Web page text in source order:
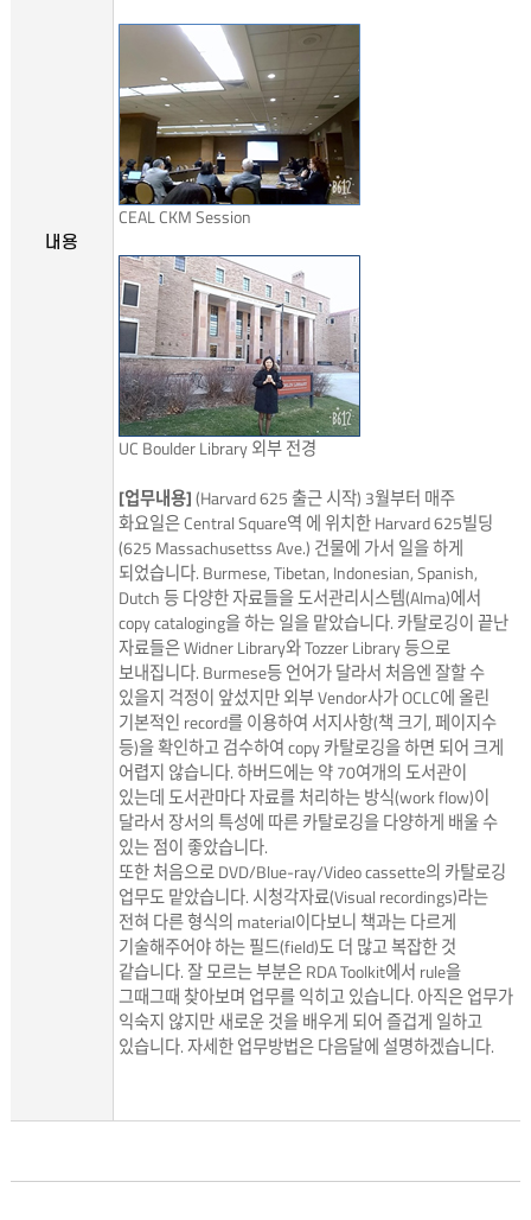
내용
CEAL CKM Session
UC Boulder Library 외부 전경
[업무내용](Harvard 625 출근 시작) 3월부터 매주
화요일은 Central Square역 에 위치한 Harvard 625빌딩
(625 Massachusettss Ave.) 건물에 가서 일을 하게
되었습니다. Burmese, Tibetan, Indonesian, Spanish,
Dutch 등 다양한 자료들을 도서관리시스템(Alma)에서
copy cataloging을 하는 일을 맡았습니다. 카탈로깅이 끝난
자료들은 Widner Library와 Tozzer Library 등으로
보내집니다. Burmese등 언어가 달라서 처음엔 잘할 수
있을지 걱정이 앞섰지만 외부 Vendor사가 OCLC에 올린
기본적인 record를 이용하여 서지사항(책 크기, 페이지수
등)을 확인하고 검수하여 copy 카탈로깅을 하면 되어 크게
어렵지 않습니다. 하버드에는 약 70여개의 도서관이
있는데 도서관마다 자료를 처리하는 방식(work flow)이
달라서 장서의 특성에 따른 카탈로깅을 다양하게 배울 수
있는 점이 좋았습니다.
또한 처음으로 DVD/Blue-ray/Video cassette의 카탈로깅
업무도 맡았습니다. 시청각자료(Visual recordings)라는
전혀 다른 형식의 material이다보니 책과는 다르게
기술해주어야 하는 필드(field)도 더 많고 복잡한 것
같습니다. 잘 모르는 부분은 RDA Toolkit에서 rule을
그때그때 찾아보며 업무를 익히고 있습니다. 아직은 업무가
익숙지 않지만 새로운 것을 배우게 되어 즐겁게 일하고
있습니다. 자세한 업무방법은 다음달에 설명하겠습니다.